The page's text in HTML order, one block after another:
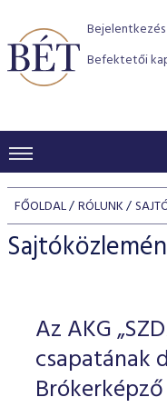
Bejelentkezés
Befektetői
KERESKEDÉSI ADATOK
INDEXEK
Jelzáloglevél
Vállalati
Azonnali Piac
Részvények
Származékos piac
BEFEKTETŐK
Részvény szekció
Hitelpapír szekció
BÉT szabályzatok
Alkalmazott
Elszámolás
Részvény és
program
BÉT Xtend -
TŐZSDETAGOK
Tőzsdetagok,
VENDOROK
FŐOLDAL RÓLUNK
Az AKG
csapatának